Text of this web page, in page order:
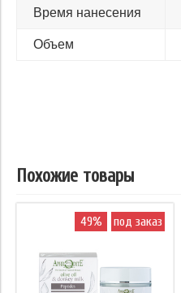
Время нанесения
Объем
Похожие товары
49% под заказ